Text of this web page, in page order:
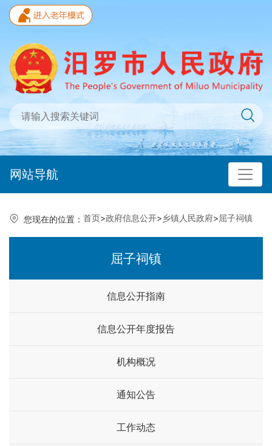
网站导航
您现在的位置： 首页>政府信息公开>乡镇人民政府>屈子祠镇
屈子祠镇
信息公开指南
信息公开年度报告
机构概况
通知公告
工作动态